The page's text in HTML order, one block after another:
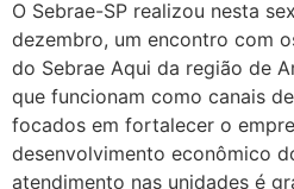
O Sebrae-SP realizou nesta
dezembro, um encontro com
do Sebrae Aqui da região de
que funcionam como canais
focados em fortalecer o
desenvolvimento econômico
atendimento nas unidades é